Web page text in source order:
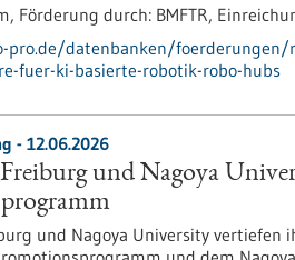
Förderung durch: BMFTR,
datenbanken/
fuer-ki-basierte-robotik-robo-hubs
- 12.06.2026
und Nagoya
und Nagoya University